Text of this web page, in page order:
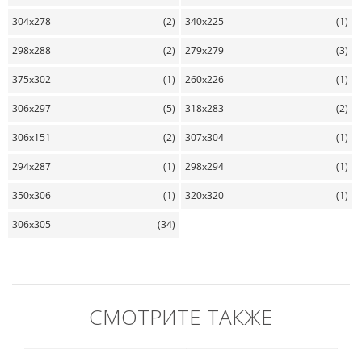
304x278 (2) 340x225 (1)
298x288 (2) 279x279 (3)
375x302 (1) 260x226 (1)
306x297 (5) 318x283 (2)
306x151 (2) 307x304 (1)
294x287 (1) 298x294 (1)
350x306 (1) 320x320 (1)
306x305 (34)
СМОТРИТЕ ТАКЖЕ